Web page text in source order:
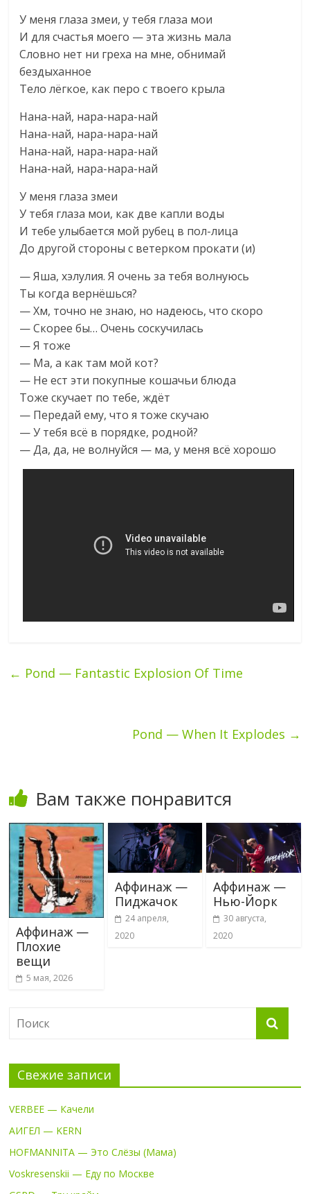
У меня глаза змеи, у тебя глаза мои
И для счастья моего — эта жизнь мала
Словно нет ни греха на мне, обнимай
бездыханное
Тело лёгкое, как перо с твоего крыла
Нана-най, нара-нара-най
Нана-най, нара-нара-най
Нана-най, нара-нара-най
Нана-най, нара-нара-най
У меня глаза змеи
У тебя глаза мои, как две капли воды
И тебе улыбается мой рубец в пол-лица
До другой стороны с ветерком прокати (и)
— Яша, хэлулия. Я очень за тебя волнуюсь
Ты когда вернёшься?
— Хм, точно не знаю, но надеюсь, что скоро
— Скорее бы… Очень соскучилась
— Я тоже
— Ма, а как там мой кот?
— Не ест эти покупные кошачьи блюда
Тоже скучает по тебе, ждёт
— Передай ему, что я тоже скучаю
— У тебя всё в порядке, родной?
— Да, да, не волнуйся — ма, у меня всё хорошо
← Pond — Fantastic Explosion Of Time
Pond — When It Explodes →
Вам также понравится
Аффинаж —
Плохие
вещи
5 мая, 2026
Аффинаж —
Пиджачок
24 апреля,
2020
Аффинаж —
Нью-Йорк
30 августа,
2020
Свежие записи
VERBEE — Качели
АИГЕЛ — KERN
HOFMANNITA — Это Слёзы (Мама)
Voskresenskii — Еду по Москве